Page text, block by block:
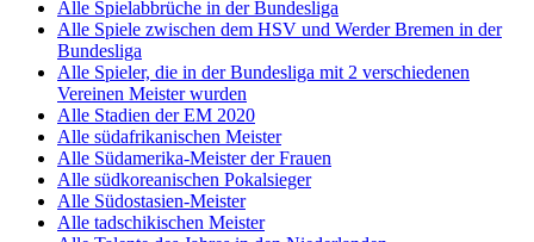
Alle Spielabbrüche in der Bundesliga
Alle Spiele zwischen dem HSV und Werder Bremen in der
Bundesliga
Alle Spieler, die in der Bundesliga mit 2 verschiedenen
Vereinen Meister wurden
Alle Stadien der EM 2020
Alle südafrikanischen Meister
Alle Südamerika-Meister der Frauen
Alle südkoreanischen Pokalsieger
Alle Südostasien-Meister
Alle tadschikischen Meister